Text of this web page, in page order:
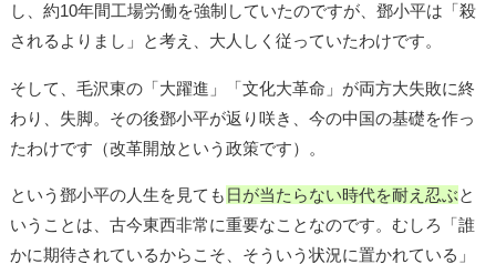
し、約10年間工場労働を強制していたのですが、鄧小平は「殺
されるよりまし」と考え、大人しく従っていたわけです。
そして、毛沢東の「大躍進」「文化大革命」が両方大失敗に終
わり、失脚。その後鄧小平が返り咲き、今の中国の基礎を作っ
たわけです（改革開放という政策です）。
という鄧小平の人生を見ても 日が当たらない時代を耐え忍ぶと
いうことは、古今東西非常に重要なことなのです。むしろ「誰
かに期待されているからこそ、そういう状況に置かれている」